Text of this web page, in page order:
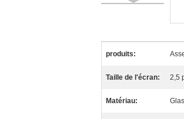
produits:
Taille de l'écran: 2,5
Matériau: